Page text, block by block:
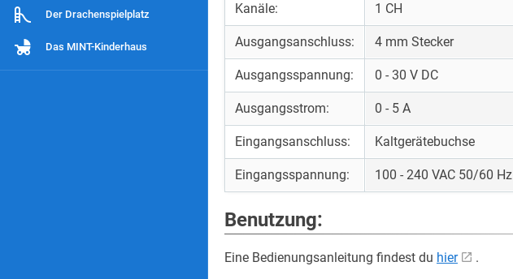
Der Drachenspielplatz
Das MINT-Kinderhaus
Kanäle: 1 CH
Ausgangsanschluss: 4 mm Stecker
Ausgangsspannung: 0 - 30 V DC
Ausgangsstrom: 0 - 5 A
Eingangsanschluss: Kaltgerätebuchse
Eingangsspannung: 100 - 240 VAC 50/60 Hz
Benutzung:
Eine Bedienungsanleitung findest du hier .